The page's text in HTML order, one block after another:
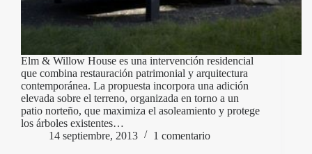
Elm & Willow House es una intervención residencial
que combina restauración patrimonial y arquitectura
contemporánea. La propuesta incorpora una adición
elevada sobre el terreno, organizada en torno a un
patio norteño, que maximiza el asoleamiento y protege
los árboles existentes…
14 septiembre, 2013
1 comentario